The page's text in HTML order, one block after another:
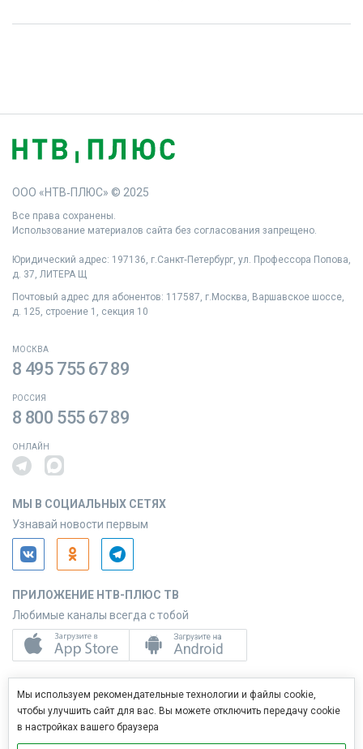
ООО «НТВ‑ПЛЮС» © 2025
Все права сохранены.
Использование материалов сайта без согласования запрещено.
Юридический адрес: 197136, г.Санкт‑Петербург, ул. Профессора Попова,
д. 37, ЛИТЕРА Щ
Почтовый адрес для абонентов: 117587, г.Москва, Варшавское шоссе,
д. 125, строение 1, секция 10
МОСКВА
8 495 755 67 89
РОССИЯ
8 800 555 67 89
ОНЛАЙН
МЫ В СОЦИАЛЬНЫХ СЕТЯХ
Узнавай новости первым
ПРИЛОЖЕНИЕ НТВ-ПЛЮС ТВ
Любимые каналы всегда с тобой
Управляй услугами с телефона
Мы используем рекомендательные технологии и файлы cookie,
чтобы улучшить сайт для вас. Вы можете отключить передачу cookie
в настройках вашего браузера